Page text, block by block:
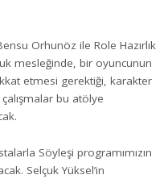
Orhunöz ile Role Hazırlık
mesleğinde, bir oyuncunun
etmesi gerektiği, karakter
bu atölye
Söyleşi programımızın
Selçuk Yüksel’in